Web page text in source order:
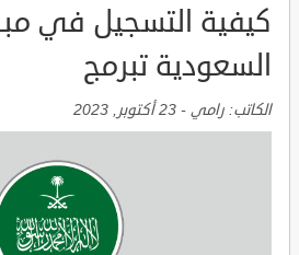
كيفية التسجيل في
السعودية تبرمج
الكاتب: رامي - 23 أكتوبر, 2023